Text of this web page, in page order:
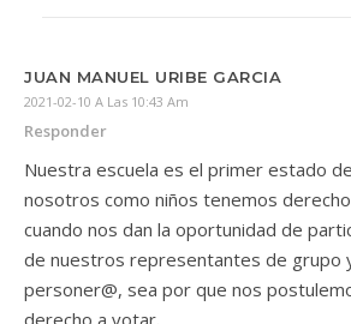
JUAN MANUEL URIBE GARCIA
2021-02-10 A Las 10:43 Am
Responder
Nuestra escuela es el primer estado
nosotros como niños tenemos
cuando nos dan la oportunidad de
de nuestros representantes de grupo
personer@, sea por que nos
derecho a votar.